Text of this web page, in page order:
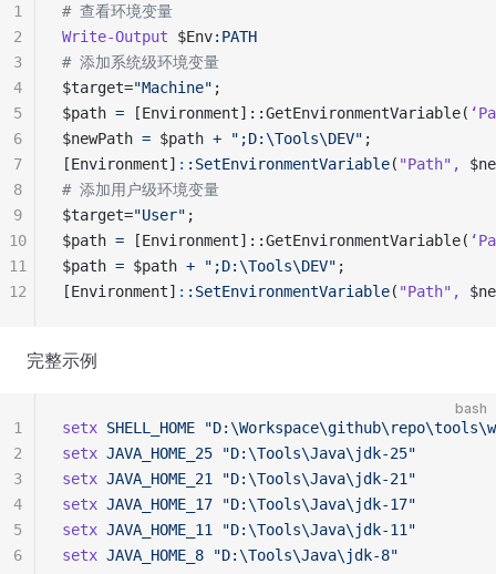
# 查看环境变量
Write-Output $Env:PATH
# 添加系统级环境变量
$target="Machine" ;
$path = [Environment]::GetEnvironmentVariable(
$newPath = $path + ";D:\Tools\DEV" ;
[Environment] : :SetEnvironmentVariable( "Path" ,
# 添加用户级环境变量
$target="User" ;
$path = [Environment]::GetEnvironmentVariable(
$path = $path + ";D:\Tools\DEV" ;
[Environment] : :SetEnvironmentVariable( "Path" ,
1
2
3
4
5
6
7
8
9
10
11
12
完整示例
bash
setx SHELL_HOME
setx JAVA_HOME_25 "D:\Tools\Java\jdk-25"
setx JAVA_HOME_21
"D:\Tools\Java\jdk-21"
setx JAVA_HOME_17 "D:\Tools\Java\jdk-17"
setx JAVA_HOME_11
"D:\Tools\Java\jdk-11"
setx JAVA_HOME_8 "D:\Tools\Java\jdk-8"
1
2
3
4
5
6